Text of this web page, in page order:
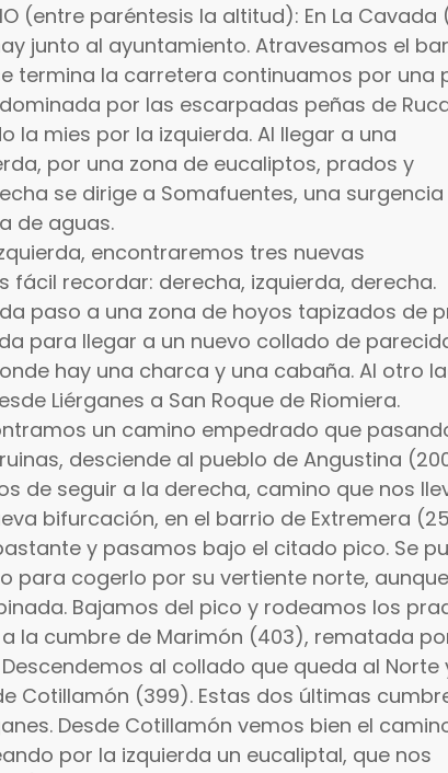
(entre paréntesis la altitud): En La Cavada
junto al ayuntamiento. Atravesamos el
termina la carretera continuamos por una
por las escarpadas peñas de
la mies por la izquierda. Al llegar a una
por una zona de eucaliptos, prados y
se dirige a Somafuentes, una surgencia
de aguas.
encontraremos tres nuevas
fácil recordar: derecha, izquierda, derecha.
paso a una zona de hoyos tapizados de
para llegar a un nuevo collado de
hay una charca y una cabaña. Al otro
Liérganes a San Roque de Riomiera.
un camino empedrado que
desciende al pueblo de Angustina
de seguir a la derecha, camino que nos
bifurcación, en el barrio de Extremera
y pasamos bajo el citado pico. Se
para cogerlo por su vertiente norte,
Bajamos del pico y rodeamos los
la cumbre de Marimón (403), rematada
al collado que queda al Norte
Cotillamón (399). Estas dos últimas
Desde Cotillamón vemos bien el
por la izquierda un eucaliptal, que nos